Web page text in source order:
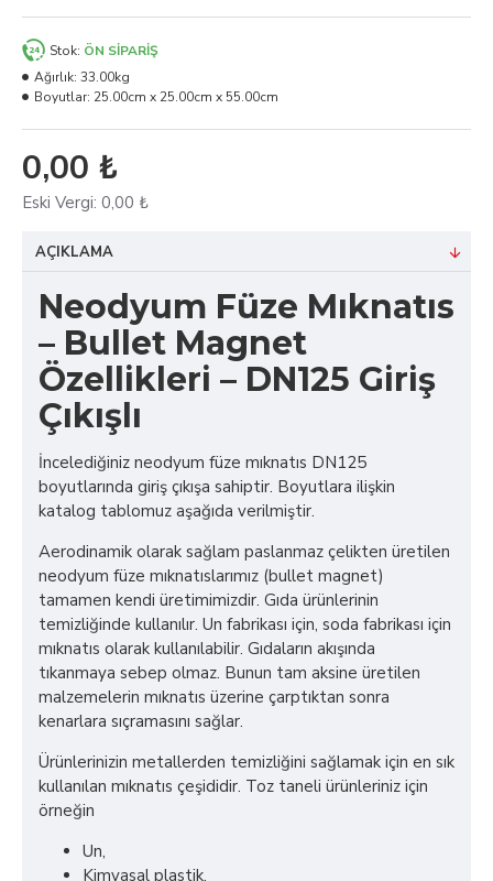
0,00 ₺
Eski Vergi: 0,00 ₺
Stok: ÖN SIPARIŞ
Ağırlık: 33.00kg
Boyutlar: 25.00cm x 25.00cm x 55.00cm
AÇIKLAMA
Neodyum Füze Mıknatıs
– Bullet Magnet
Özellikleri – DN125 Giriş
Çıkışlı
İncelediğiniz neodyum füze mıknatıs DN125
boyutlarında giriş çıkışa sahiptir. Boyutlara ilişkin
katalog tablomuz aşağıda verilmiştir.
Aerodinamik olarak sağlam paslanmaz çelikten üretilen
neodyum füze mıknatıslarımız (bullet magnet)
tamamen kendi üretimimizdir. Gıda ürünlerinin
temizliğinde kullanılır. Un fabrikası için, soda fabrikası için
mıknatıs olarak kullanılabilir. Gıdaların akışında
tıkanmaya sebep olmaz. Bunun tam aksine üretilen
malzemelerin mıknatıs üzerine çarptıktan sonra
kenarlara sıçramasını sağlar.
Ürünlerinizin metallerden temizliğini sağlamak için en sık
kullanılan mıknatıs çeşididir. Toz taneli ürünleriniz için
örneğin
Un,
Kimyasal plastik,